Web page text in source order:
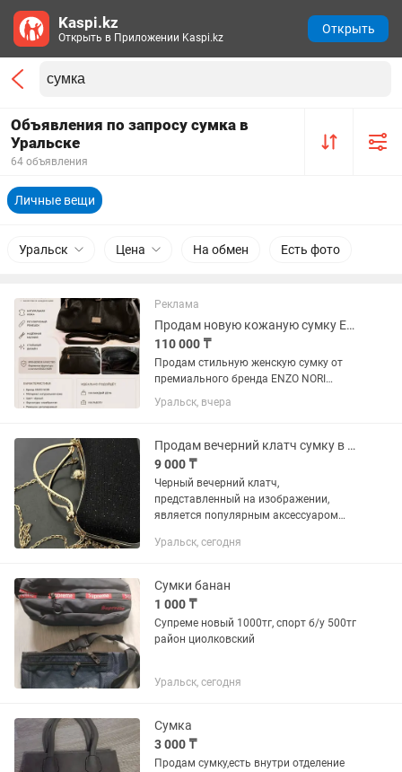
Объявления по запросу сумка в
Уральске
64 объявления
Личные вещи
Уральск Цена На обмен Есть фото
Реклама
Продам новую кожаную сумку ENZO NORI (Оригинал, натуральная кожа)
110 000 ₸
Продам стильную женскую сумку от
премиального бренда ENZO NORI
(модель EN-1090). Абсолютно новая,
оригинал. Ручки в заводской защитной
текстильный ремень на...
Уральск, вчера
Продам вечерний клатч сумку в идеальном состоянии новый
9 000 ₸
Черный вечерний клатч,
представленный на изображении,
является популярным аксессуаром
обладает следующими
характеристики:Тип: Вечерний клатч...
Уральск, сегодня
Сумки банан
1 000 ₸
Супреме новый 1000тг, спорт б/у 500тг
район циолковский
Уральск, сегодня
Сумка
3 000 ₸
Продам сумку,есть внутри отделение
Kaspi.kz
Открыть в Приложении Kaspi.kz
Открыть